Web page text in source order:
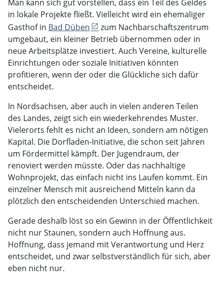
Man kann sich gut vorstellen, dass ein Teil des Geldes
in lokale Projekte fließt. Vielleicht wird ein ehemaliger
Gasthof in Bad Düben
zum Nachbarschaftszentrum
umgebaut, ein kleiner Betrieb übernommen oder in
neue Arbeitsplätze investiert. Auch Vereine, kulturelle
Einrichtungen oder soziale Initiativen könnten
profitieren, wenn der oder die Glückliche sich dafür
entscheidet.
In Nordsachsen, aber auch in vielen anderen Teilen
des Landes, zeigt sich ein wiederkehrendes Muster.
Vielerorts fehlt es nicht an Ideen, sondern am nötigen
Kapital. Die Dorfladen-Initiative, die schon seit Jahren
um Fördermittel kämpft. Der Jugendraum, der
renoviert werden müsste. Oder das nachhaltige
Wohnprojekt, das einfach nicht ins Laufen kommt. Ein
einzelner Mensch mit ausreichend Mitteln kann da
plötzlich den entscheidenden Unterschied machen.
Gerade deshalb löst so ein Gewinn in der Öffentlichkeit
nicht nur Staunen, sondern auch Hoffnung aus.
Hoffnung, dass jemand mit Verantwortung und Herz
entscheidet, und zwar selbstverständlich für sich, aber
eben nicht nur.